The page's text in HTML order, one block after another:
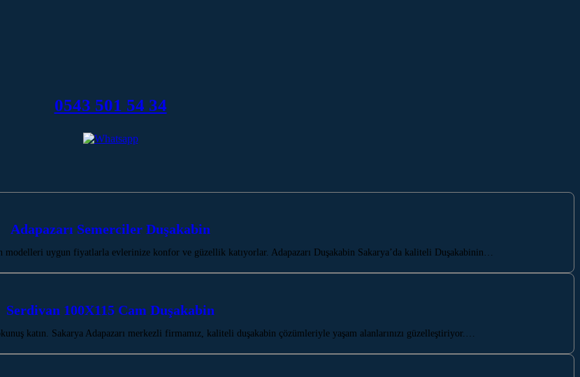
0543 501 54 34
Adapazarı Semerciler Duşakabin
modelleri uygun fiyatlarla evlerinize konfor ve güzellik katıyorlar. Adapazarı Duşakabin Sakarya’da kaliteli Duşakabinin…
Serdivan 100X115 Cam Duşakabin
katın. Sakarya Adapazarı merkezli firmamız, kaliteli duşakabin çözümleriyle yaşam alanlarınızı güzelleştiriyor.…